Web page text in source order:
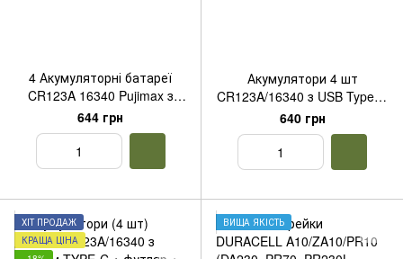
4 Акумуляторні батареї
CR123A 16340 Pujimax з
USB TYPE-C + 2 кейса + 2
кабеля, Green
644 грн
Акумулятори 4 шт
CR123A/16340 з USB Type-C
2550mWh + 2 кабелі + 2
футляра, Blue
640 грн
ХІТ ПРОДАЖ
КРАЩА ЦІНА
ВИЩА ЯКІСТЬ